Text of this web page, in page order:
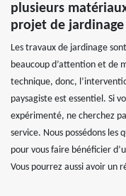
plusieurs
projet de jardinage
Les travaux de jardinage
beaucoup d’attention et de
technique, donc,
paysagiste est essentiel. Si
expérimenté, ne cherchez
service. Nous possédons les
pour vous faire bénéficier
Vous pourrez aussi avoir un